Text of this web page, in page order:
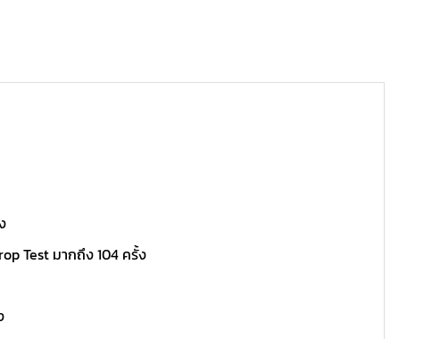
Test มากถึง 104 ครั้ง